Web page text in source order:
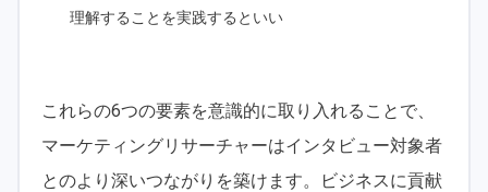
理解することを実践するといい
これらの6つの要素を意識的に取り入れることで、
マーケティングリサーチャーはインタビュー対象者
とのより深いつながりを築けます。ビジネスに貢献